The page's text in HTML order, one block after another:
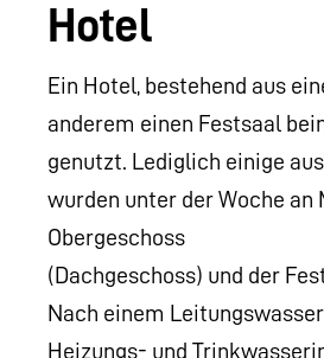
Hotel
Ein Hotel, bestehend aus
anderem einen Festsaal
genutzt. Lediglich einige
wurden unter der Woche
Obergeschoss
(Dachgeschoss) und der
Nach einem
Heizungs- und